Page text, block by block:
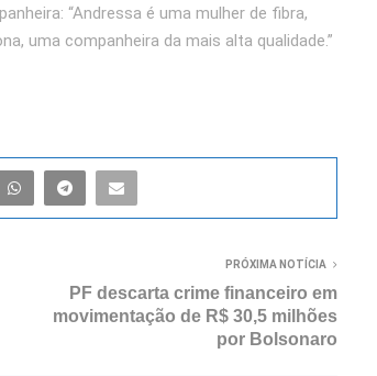
“Andressa é uma mulher de fibra,
uma companheira da mais alta qualidade.”
PRÓXIMA NOTÍCIA
PF descarta crime financeiro em
movimentação de R$ 30,5 milhões
por Bolsonaro